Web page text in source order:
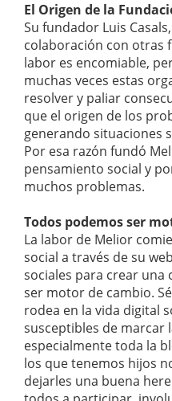
El Origen de la
Su fundador Luis
colaboración con otras
labor es encomiable,
muchas veces estas
resolver y paliar
que el origen de los
generando situaciones
Por esa razón fundó
pensamiento social y
muchos problemas.
Todos podemos ser
La labor de Melior
social a través de su web
sociales para crear una
ser motor de cambio.
rodea en la vida digital
susceptibles de marcar
especialmente toda la
los que tenemos hijos
dejarles una buena